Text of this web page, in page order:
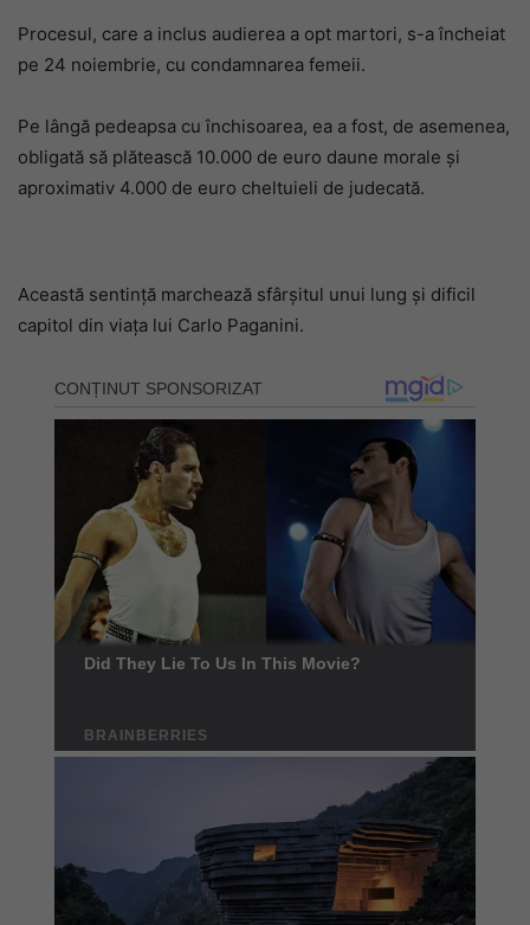
Procesul, care a inclus audierea a opt martori, s-a încheiat
pe 24 noiembrie, cu condamnarea femeii.
Pe lângă pedeapsa cu închisoarea, ea a fost, de asemenea,
obligată să plătească 10.000 de euro daune morale și
aproximativ 4.000 de euro cheltuieli de judecată.
Această sentință marchează sfârșitul unui lung și dificil
capitol din viața lui Carlo Paganini.